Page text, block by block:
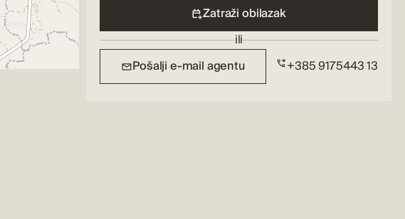
Zatraži obilazak
ili
Pošalji e-mail agentu
+385 9175443 13